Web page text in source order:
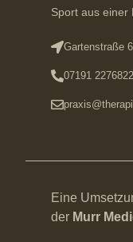
Sport aus einer
Gartenstraße
07191 2276822
Eine
der Murr